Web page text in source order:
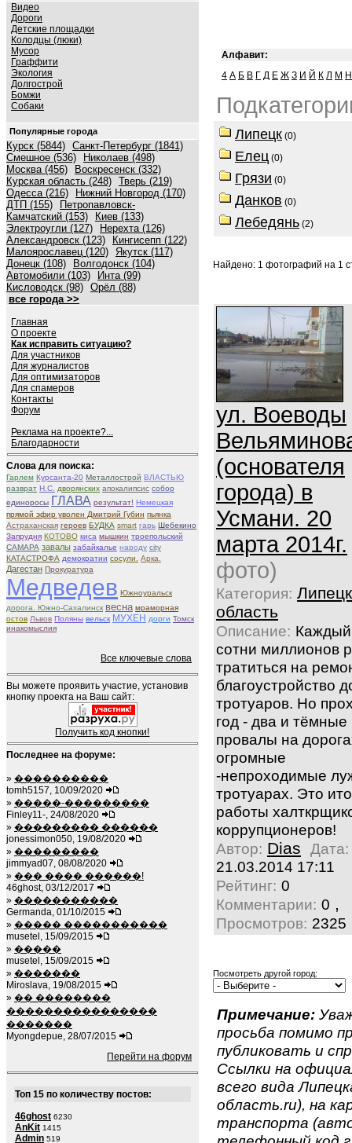
Видео
Дороги
Детские площадки
Колодцы (люки)
Мусор
Граффити
Экология
Долгострой
Бомжи
Собаки
Популярные города
Курск (5844) Санкт-Петербург (1841)
Смешное (536)
Николаев (498)
Москва (456)
Воскресенск (332)
Курская область (248) Тверь (219)
Одесса (216)
Нижний Новгород (170)
ДТП (155)
Петропавловск-
Камчатский (153)
Киев (133)
Электроугли (127)
Нерехта (126)
Александровск (123)
Кингисепп (122)
Малоярославец (120) Якутск (117)
Донецк (108)
Волгодонск (104)
Автомобили (103)
Инта (99)
Кисловодск (98) Орёл (88)
все города >>
Главная
О проекте
Как исправить ситуацию?
Для участников
Для журналистов
Для оптимизаторов
Для спамеров
Контакты
Форум
Реклама на проекте?...
Благодарности
Слова для поиска:
Гарлем Курсанта-20 Металлострой ВЛАСТЬЮ
разврат Н.С. дворянских апокалипсис собор
единоросы ГЛАВА результат! Немецкая
прямой эфир уволен Дмитрий Губин пьянка
Астраханская героев БУДКА smart гарь Шебекино
Запрудня КОТОВО киса мышкин троепольский
САМАРА завалы забайкалье народу city
КАТАСТРОФА демократии сосули. Арка.
Дагестан Прокуратура
Медведев Южноуральск
дорога. Южно-Сахалинск весна мраморная
остов Львов Поляны вельск МУХЕН дорги Томск
инакомыслия
Все ключевые слова
Вы можете проявить участие, установив
кнопку проекта на Ваш сайт:
Получить код кнопки!
Последнее на форуме:
» ����������
tomh5157, 10/09/2020
» �����-���������
Finley11-, 24/08/2020
» ��������� ������
jonessimon050, 19/08/2020
» ���������
jimmyad07, 08/08/2020
» ��� ���� ������!
46ghost, 03/12/2017
» �����������
Germanda, 01/10/2015
» ����� �����������
musetel, 15/09/2015
» �����
musetel, 15/09/2015
» �������
Miroslava, 19/08/2015
» �� ��������
����������������
�������
Myongdepue, 28/07/2015
Перейти на форум
Топ 15 по количеству постов:
46ghost 6230
AnKit 1415
Admin 519
Алфавит:
4 А Б В Г Д Е Ж З И Й К Л М Н
Липецк (0)
Елец (0)
Грязи (0)
Данков (0)
Лебедянь (2)
Найдено: 1 фотографий на 1
ул. Воеводы
(основателя
города) в
Усмани. 20
марта 2014г.
фото)
Категория:
область
Описание: Каждый
сотни миллионов
тратиться на
благоустройство
тротуаров. Но
год - два и тёмные
провалы на
огромные
-непроходимые
тротуарах. Это
работы
коррупционеров!
Автор: Dias Дата:
21.03.2014 17:11
Рейтинг: 0
Комментарии: 0 ,
Просмотров: 2325
Посмотреть другой город:
Примечание:
просьба помимо
публиковать и
Ссылки на
всего вида
область.ru), на
транспорта